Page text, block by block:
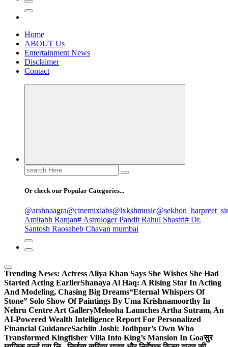
Home
ABOUT Us
Entertainment News
Disclaimer
Contact
Search
for:
Or check our Popular Categories...
@arshnaagra@cinemixlabs@lxkshmusic
Amitabh Ranjan# Astrologer Pandit Rahul Shastri# Dr.
Santosh Raosaheb Chavan mumbai
Trending News: Actress Aliya Khan Says She Wishes She Had
Started Acting EarlierShanaya Al Haq: A Rising Star In Acting
And Modeling, Chasing Big Dreams“Eternal Whispers Of
Stone” Solo Show Of Paintings By Uma Krishnamoorthy In
Nehru Centre Art GalleryMelooha Launches Artha Sutram, An
AI-Powered Wealth Intelligence Report For Personalized
Financial GuidanceSachiin Joshi: Jodhpur’s Own Who
Transformed Kingfisher Villa Into King’s Mansion In Goaसुर